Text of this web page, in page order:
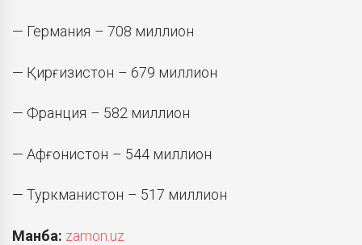
— Германия – 708 миллион
— Қирғизистон – 679 миллион
— Франция – 582 миллион
— Афғонистон – 544 миллион
— Туркманистон – 517 миллион
Манба: zamon.uz